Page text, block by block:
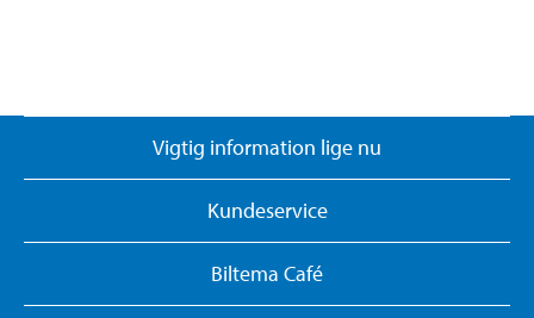
Vigtig information lige nu
Kundeservice
Biltema Café